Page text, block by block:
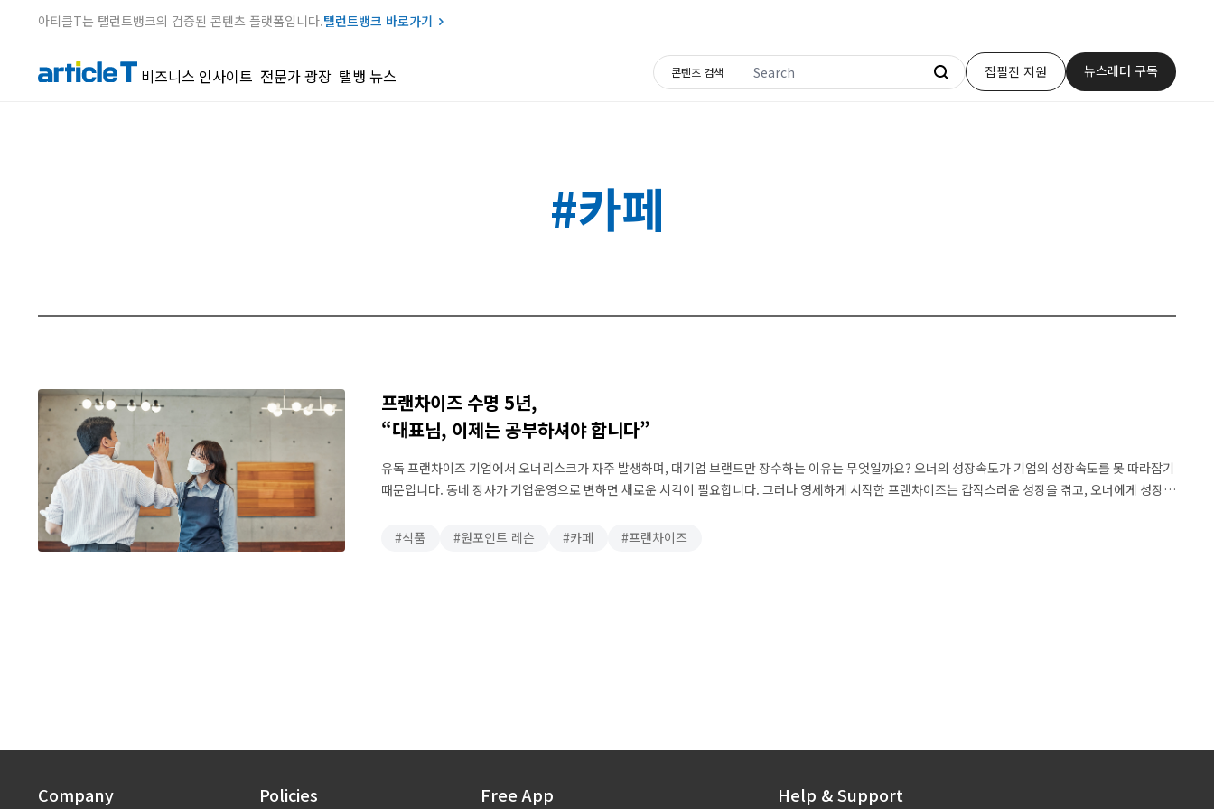
아티클T는 탤런트뱅크의 검증된 콘텐츠 플랫폼입니다.탤런트뱅크 바로가기
비즈니스 인사이트 전문가 광장 탤뱅 뉴스 Search for:
콘텐츠 검색 집필진 지원 뉴스레터 구독
#카페
식품 원포인트 레슨 카페 프랜차이즈
프랜차이즈 수명 5년,
“대표님, 이제는 공부하셔야 합니다”
유독 프랜차이즈 기업에서 오너리스크가 자주 발생하며, 대기업 브랜드만 장수하는 이유는 무엇일까요? 오너의 성장속도가 기업의 성장속도를 못 따라잡기
때문입니다. 동네 장사가 기업운영으로 변하면 새로운 시각이 필요합니다. 그러나 영세하게 시작한 프랜차이즈는 갑작스러운 성장을 겪고, 오너에게 성장을
소비재를 …
Company Policies Free App Help & Support